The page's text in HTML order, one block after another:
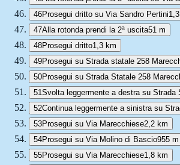
46Prosegui dritto su Via Sandro Pertini
47Alla rotonda prendi la 2ª uscita51 m
48Prosegui dritto1,3 km
49Prosegui su Strada statale 258
50Prosegui su Strada Statale 258
51Svolta leggermente a destra su Strada
52Continua leggermente a sinistra su
53Prosegui su Via Marecchiese2,2 km
54Prosegui su Via Molino di Bascio955 m
55Prosegui su Via Marecchiese1,8 km